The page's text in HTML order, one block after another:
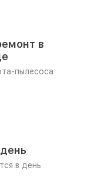
в
пылесоса
в день